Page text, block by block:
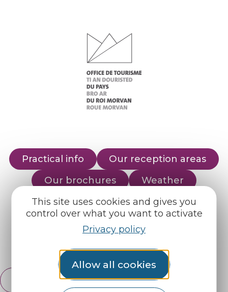
This site uses cookies and gives you
control over what you want to activate
Privacy policy
Allow all cookies
Practical info
Our reception areas
Our brochures
Weather
Find us on :
Espace pro Partners
English
Français